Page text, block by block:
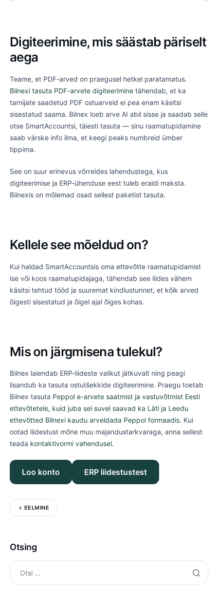
Digiteerimine, mis säästab päriselt
aega
Teame, et PDF-arved on praegusel hetkel paratamatus.
Bilnexi tasuta PDF-arvete digiteerimine tähendab, et ka
tarnijate saadetud PDF ostuarveid ei pea enam käsitsi
sisestatud saama. Bilnex loeb arve AI abil sisse ja saadab selle
otse SmartAccountsi, täiesti tasuta — sinu raamatupidamine
saab värske info ilma, et keegi peaks numbreid ümber
tippima.
See on suur erinevus võrreldes lahendustega, kus
digiteerimise ja ERP-ühenduse eest tuleb eraldi maksta.
Bilnexis on mõlemad osad sellest paketist tasuta.
Kellele see mõeldud on?
Kui haldad SmartAccountsis oma ettevõtte raamatupidamist
ise või koos raamatupidajaga, tähendab see liides vähem
käsitsi tehtud tööd ja suuremat kindlustunnet, et kõik arved
õigesti sisestatud ja õigel ajal õiges kohas.
Mis on järgmisena tulekul?
Bilnex laiendab ERP-liideste valikut jätkuvalt ning peagi
lisandub ka tasuta ostutšekkide digiteerimine. Praegu toetab
Bilnex tasuta Peppol e-arvete saatmist ja vastuvõtmist Eesti
ettevõtetele, kuid juba sel suvel saavad ka Läti ja Leedu
ettevõtted Bilnexi kaudu arveldada Peppol formaadis. Kui
ootad liidestust mõne muu majandustarkvaraga, anna sellest
teada kontaktivormi vahendusel.
Loo konto ERP liidestustest
EELMINE
Otsing